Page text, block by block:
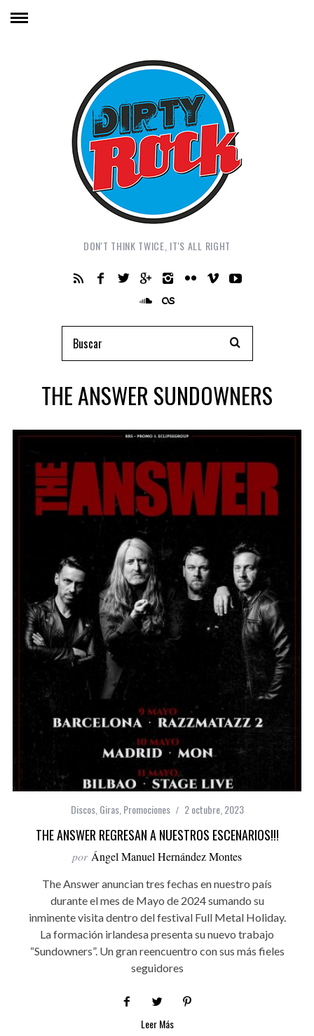
DON'T THINK TWICE, IT'S ALL RIGHT
THE ANSWER SUNDOWNERS
Discos, Giras, Promociones 2 octubre, 2023
THE ANSWER REGRESAN A NUESTROS ESCENARIOS!!!
por Ángel Manuel Hernández Montes
The Answer anuncian tres fechas en nuestro país
durante el mes de Mayo de 2024 sumando su
inminente visita dentro del festival Full Metal Holiday.
La formación irlandesa presenta su nuevo trabajo
“Sundowners”. Un gran reencuentro con sus más fieles
seguidores
Leer Más